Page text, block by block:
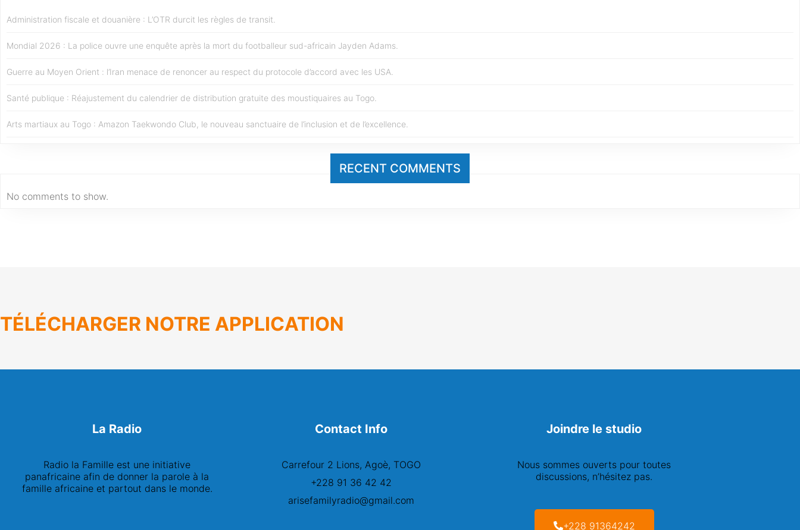
Administration fiscale et douanière : L’OTR durcit les règles de transit.
Mondial 2026 : La police ouvre une enquête après la mort du footballeur sud-africain Jayden Adams.
Guerre au Moyen Orient : l’Iran menace de renoncer au respect du protocole d’accord avec les USA.
Santé publique : Réajustement du calendrier de distribution gratuite des moustiquaires au Togo.
Arts martiaux au Togo : Amazon Taekwondo Club, le nouveau sanctuaire de l’inclusion et de l’excellence.
RECENT COMMENTS
No comments to show.
TÉLÉCHARGER NOTRE APPLICATION
La Radio
Radio la Famille est une initiative
panafricaine afin de donner la parole à la
famille africaine et partout dans le monde.
Contact Info
Carrefour 2 Lions, Agoè, TOGO
+228 91 36 42 42
arisefamilyradio@gmail.com
Joindre le studio
Nous sommes ouverts pour toutes
discussions, n’hésitez pas.
+228 91364242